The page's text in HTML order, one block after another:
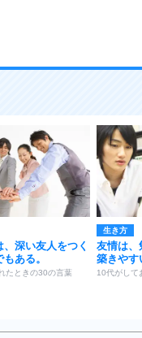
深い友人をつく
ある。
たときの30の言葉
生き方
友情は、
築きやす
10代がして